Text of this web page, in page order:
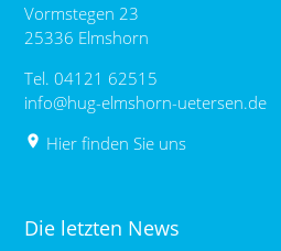
Vormstegen 23
25336 Elmshorn
Tel. 04121 62515
info@hug-elmshorn-uetersen.de
place Hier finden Sie uns
Die letzten News